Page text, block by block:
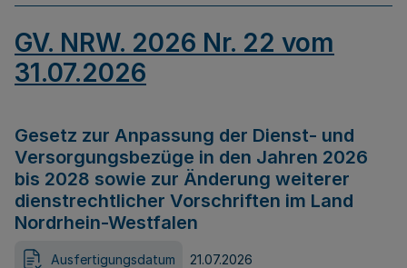
GV. NRW. 2026 Nr. 22 vom
31.07.2026
Gesetz zur Anpassung der Dienst- und
Versorgungsbezüge in den Jahren 2026
bis 2028 sowie zur Änderung weiterer
dienstrechtlicher Vorschriften im Land
Nordrhein-Westfalen
Ausfertigungsdatum 21.07.2026